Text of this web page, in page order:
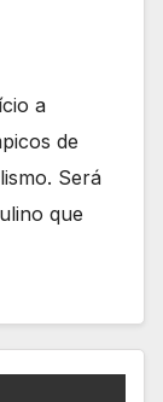
a
de
Será
que